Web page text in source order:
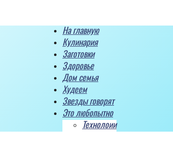
На главную
Кулинария
Заготовки
Здоровье
Дом семья
Худеем
Звезды говорят
Это любопытно
Технолоии